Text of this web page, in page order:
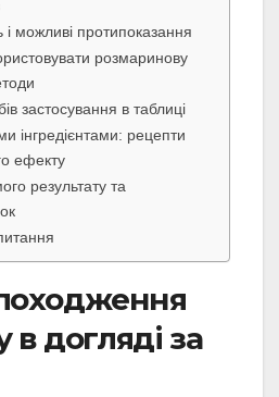
і можливі протипоказання
розмаринову
застосування в таблиці
інгредієнтами: рецепти
ефекту
результату та
походження
догляді за